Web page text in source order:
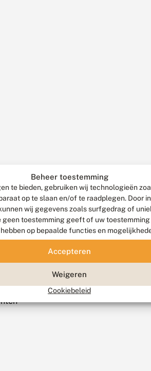
Beheer toestemming
te bieden, gebruiken wij technologieën
op te slaan en/of te raadplegen. Door
wij gegevens zoals surfgedrag of
geen toestemming geeft of uw
op bepaalde functies en
Accepteren
Weigeren
Cookiebeleid